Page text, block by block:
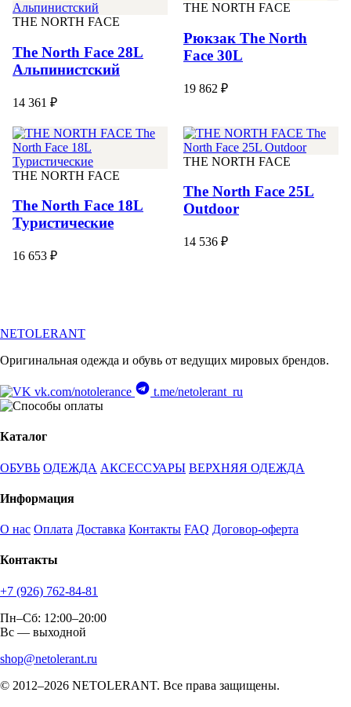
THE NORTH FACE
The North Face 28L
Альпинистский
14 361 ₽
THE NORTH FACE
Рюкзак The North
Face 30L
19 862 ₽
THE NORTH FACE
The North Face 18L
Туристические
16 653 ₽
THE NORTH FACE
The North Face 25L
Outdoor
14 536 ₽
NETOLERANT
Оригинальная одежда и обувь от ведущих мировых брендов.
vk.com/notolerance t.me/netolerant_ru
Каталог
ОБУВЬ ОДЕЖДА АКСЕССУАРЫ ВЕРХНЯЯ ОДЕЖДА
Информация
О нас Оплата Доставка Контакты FAQ Договор-оферта
Контакты
+7 (926) 762-84-81
Пн–Сб: 12:00–20:00
Вс — выходной
shop@netolerant.ru
© 2012–2026 NETOLERANT. Все права защищены.